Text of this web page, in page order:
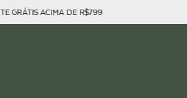
GRÁTIS ACIMA DE R$799